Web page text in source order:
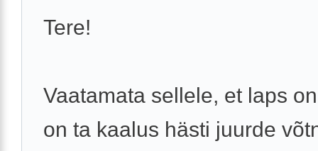
Tere!
Vaatamata sellele, et laps
on ta kaalus hästi juurde